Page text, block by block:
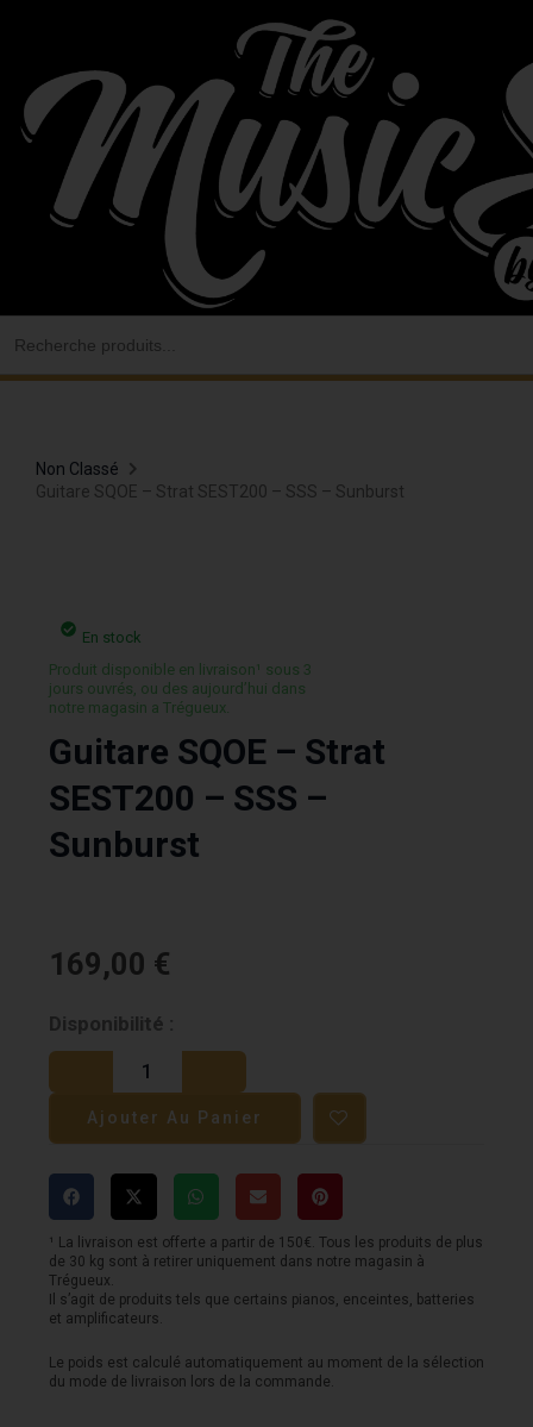
contenu
Non Classé
Guitare SQOE – Strat SEST200 – SSS – Sunburst
En stock
Produit disponible en livraison¹ sous 3
jours ouvrés, ou des aujourd’hui dans
notre magasin a Trégueux.
Guitare SQOE – Strat
SEST200 – SSS –
Sunburst
169,00 €
Disponibilité :
quantité
de
Guitare
SQOE
Strat
SEST200
-
SSS
Sunburst
Ajouter Au Panier
¹ La livraison est offerte a partir de 150€. Tous les produits de plus
de 30 kg sont à retirer uniquement dans notre magasin à
Trégueux.
Il s’agit de produits tels que certains pianos, enceintes, batteries
et amplificateurs.
Le poids est calculé automatiquement au moment de la sélection
du mode de livraison lors de la commande.